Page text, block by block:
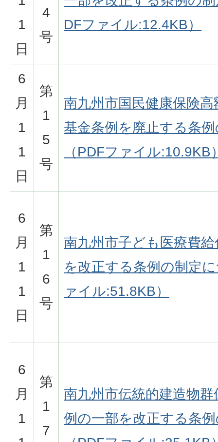
1
日
4
号
DFファイル:12.4KB）
6
月
1
1
日
第
1
5
号
南九州市国民健康保険
基金条例を廃止する条
（PDFファイル:10.9KB
6
月
1
1
日
第
1
6
号
南九州市子ども医療費
を改正する条例の制定
ァイル:51.8KB）
6
月
1
第
1
7
南九州市伝統的建造物
例の一部を改正する条